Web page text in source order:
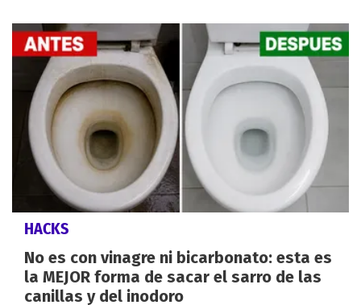
HACKS
No es con vinagre ni bicarbonato: esta es
la MEJOR forma de sacar el sarro de las
canillas y del inodoro